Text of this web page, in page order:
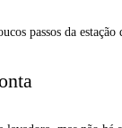
passos da